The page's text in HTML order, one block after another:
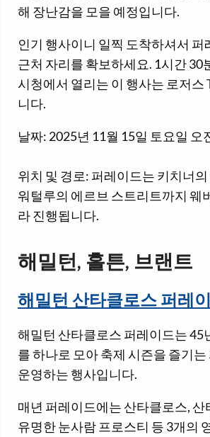
해 장난감을 모을 예정입니다.
인기 행사이니 일찍 도착하셔서 퍼
근처 자리를 확보하세요. 1시간 30
시청에서 열리는 이 행사는 로저스
니다.
날짜: 2025년 11월 15일 토요일 오
위치 및 경로: 퍼레이드는 키치너
워털루의 에르브 스트리트까지 웨
라 진행됩니다.
해밀턴, 홀튼, 브랜트
해밀턴 산타클로스 퍼레
해밀턴 산타클로스 퍼레이드는 45
를 하나로 모아 축제 시즌을 즐기
운영하는 행사입니다.
매년 퍼레이드에는 산타클로스, 산
유명한 눈사람 프로스티 등 3개의